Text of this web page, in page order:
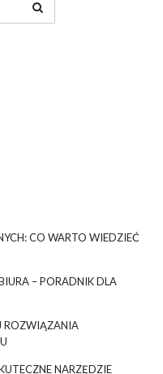
CO WARTO WIEDZIEĆ
– PORADNIK DLA
ROZWIĄZANIA
NARZĘDZIE